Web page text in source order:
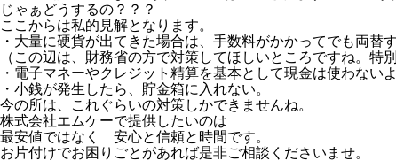
じゃぁどうするの？？？
ここからは私的見解となります。
・大量に硬貨が出てきた場合は、手数料がかかってでも両替す
（この辺は、財務省の方で対策してほしいところですね。特
・電子マネーやクレジット精算を基本として現金は使わない
・小銭が発生したら、貯金箱に入れない。
今の所は、これぐらいの対策しかできませんね。
株式会社エムケーで提供したいのは
最安値ではなく 安心と信頼と時間です。
お片付けでお困りごとがあれば是非ご相談くださいませ。